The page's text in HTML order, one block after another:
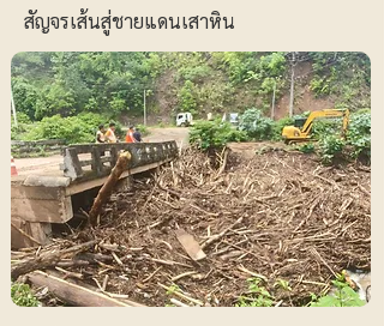
สัญจรเส้นสู่ชายแดนเสาหิน